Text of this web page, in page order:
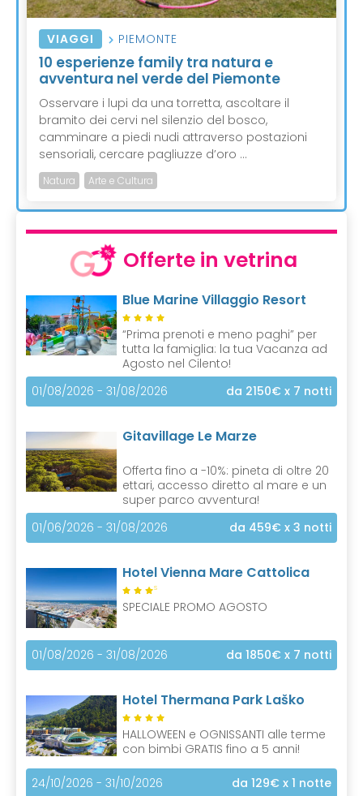
VIAGGI PIEMONTE
10 esperienze family tra natura e
avventura nel verde del Piemonte
Osservare i lupi da una torretta, ascoltare il
bramito dei cervi nel silenzio del bosco,
camminare a piedi nudi attraverso postazioni
sensoriali, cercare pagliuzze d’oro ...
Natura Arte e Cultura
Offerte in vetrina
Blue Marine Villaggio Resort
“Prima prenoti e meno paghi” per
tutta la famiglia: la tua Vacanza ad
Agosto nel Cilento!
01/08/2026 - 31/08/2026
da 2150€ x 7 notti
Gitavillage Le Marze
Offerta fino a -10%: pineta di oltre 20
ettari, accesso diretto al mare e un
super parco avventura!
01/06/2026 - 31/08/2026
da 459€ x 3 notti
Hotel Vienna Mare Cattolica
S
SPECIALE PROMO AGOSTO
01/08/2026 - 31/08/2026 da 1850€ x 7 notti
Hotel Thermana Park Laško
HALLOWEEN e OGNISSANTI alle terme
con bimbi GRATIS fino a 5 anni!
24/10/2026 - 31/10/2026 da 129€ x 1 notte